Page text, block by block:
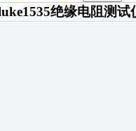
绝缘电阻测试